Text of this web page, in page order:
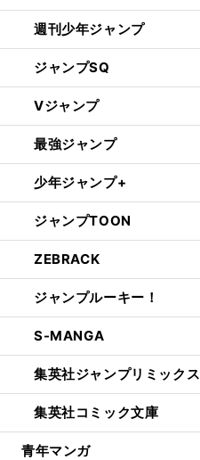
週刊少年ジャンプ
ジャンプSQ
Vジャンプ
最強ジャンプ
少年ジャンプ+
ジャンプTOON
ZEBRACK
ジャンプルーキー！
S-MANGA
集英社ジャンプリミックス
集英社コミック文庫
青年マンガ